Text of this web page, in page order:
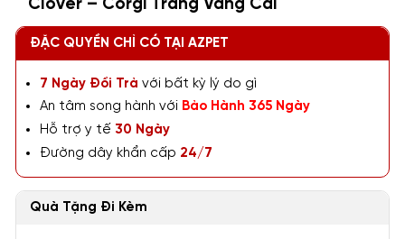
Clover – Corgi Trắng Vàng Cái
ĐẶC QUYỀN CHỈ CÓ TẠI AZPET
7 Ngày Đổi Trả với bất kỳ lý do gì
An tâm song hành với Bảo Hành 365 Ngày
Hỗ trợ y tế 30 Ngày
Đường dây khẩn cấp 24/7
Quà Tặng Đi Kèm